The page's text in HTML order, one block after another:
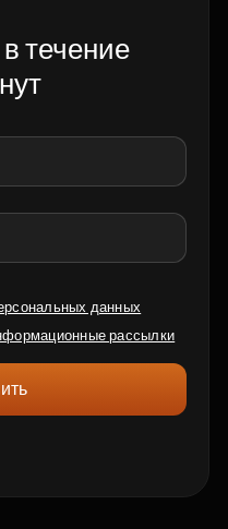
течение
данных
рассылки